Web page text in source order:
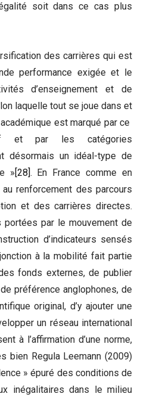
soit dans ce cas plus
des carrières qui est
performance exigée et le
d’enseignement et de
laquelle tout se joue dans et
académique est marqué par ce
et par les catégories
désormais un idéal-type de
» [28] . En France comme en
renforcement des parcours
et des carrières directes.
portées par le mouvement de
d’indicateurs sensés
à la mobilité fait partie
fonds externes, de publier
préférence anglophones, de
original, d’y ajouter une
un réseau international
à l’affirmation d’une norme,
bien Regula Leemann (2009)
» épuré des conditions de
inégalitaires dans le milieu